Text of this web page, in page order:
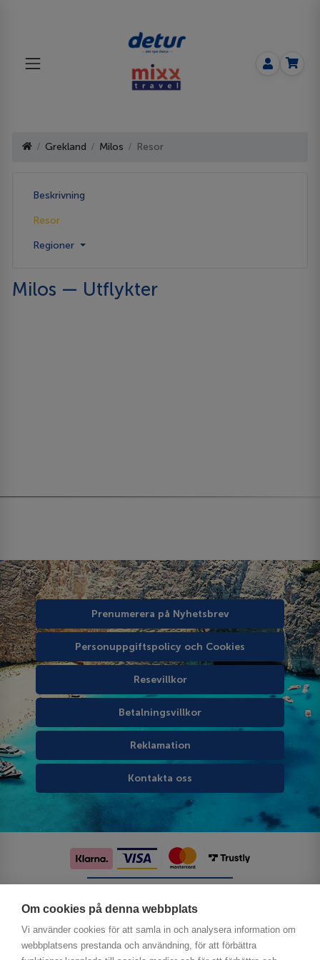
Om cookies på denna webbplats
Vi använder cookies för att samla in och analysera information om
webbplatsens prestanda och användning, för att förbättra
Grekland Milos Resor
Beskrivning
Resor
Regioner
Milos — Utflykter
Prenumerera på Nyhetsbrev
Personuppgiftspolicy och Cookies
Resevillkor
Betalningsvillkor
Reklamation
Kontakta oss
Följ oss på sociala medier